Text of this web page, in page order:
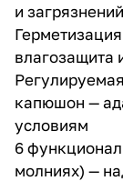
и загрязнений
влагозащита
капюшон —
условиям
6
молниях) —